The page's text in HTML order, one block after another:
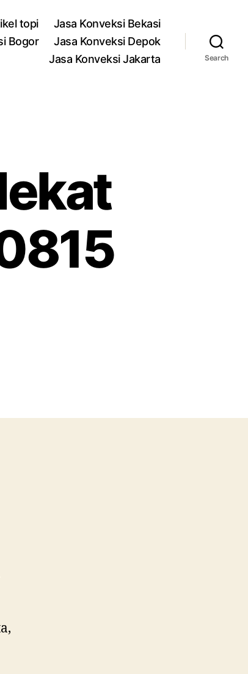
topi
Jasa Konveksi Bekasi
Bogor
Jasa Konveksi Depok
Jasa Konveksi Jakarta
Search